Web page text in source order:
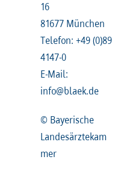
16
81677 München
Telefon: +49 (0)89
4147-0
E-Mail:
info@blaek.de
© Bayerische
Landesärztekam
mer